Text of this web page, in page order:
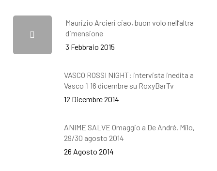
Maurizio Arcieri ciao, buon volo nell’altra
dimensione
3 Febbraio 2015
VASCO ROSSI NIGHT: intervista inedita a
Vasco il 16 dicembre su RoxyBarTv
12 Dicembre 2014
ANIME SALVE Omaggio a De André, Milo,
29/30 agosto 2014
26 Agosto 2014